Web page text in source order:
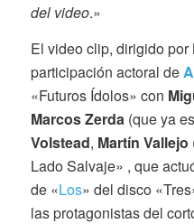
del video.»
El video clip, dirigido por
participación actoral de
«Futuros Ídolos» con
Marcos Zerda (que ya
Volstead, Martín Vallejo
Lado Salvaje» , que
de «Los» del disco
las protagonistas del